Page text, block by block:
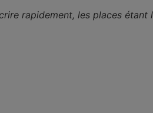
rapidement, les places étant